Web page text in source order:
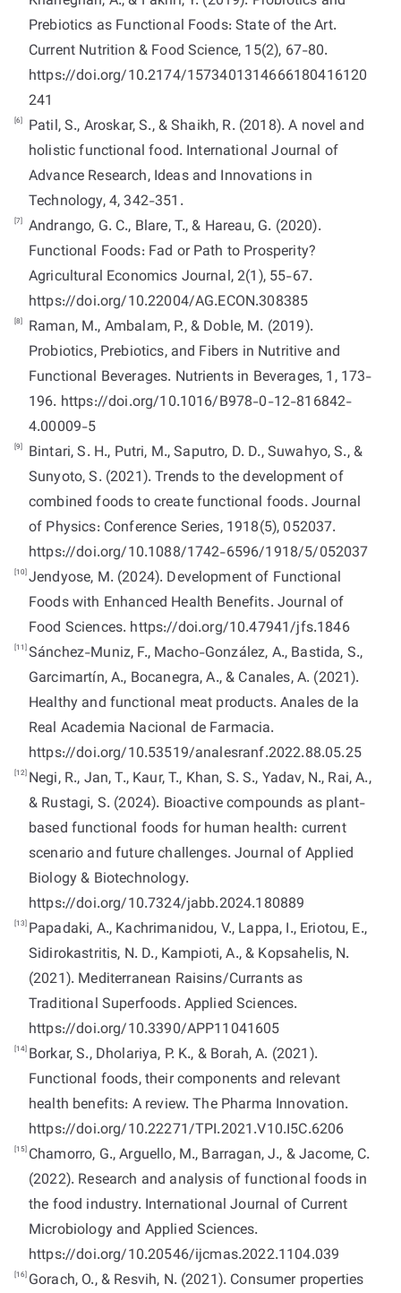
Prebiotics as Functional Foods: State of the Art.
Current Nutrition & Food Science, 15(2), 67-80.
https://doi.org/10.2174/1573401314666180416120
241
[6]
Patil, S., Aroskar, S., & Shaikh, R. (2018). A novel and
holistic functional food. International Journal of
Advance Research, Ideas and Innovations in
Technology, 4, 342-351.
[7] Andrango, G. C., Blare, T., & Hareau, G. (2020).
Functional Foods: Fad or Path to Prosperity?
Agricultural Economics Journal, 2(1), 55-67.
https://doi.org/10.22004/AG.ECON.308385
[8]
Raman, M., Ambalam, P., & Doble, M. (2019).
Probiotics, Prebiotics, and Fibers in Nutritive and
Functional Beverages. Nutrients in Beverages, 1, 173-
196. https://doi.org/10.1016/B978-0-12-816842-
4.00009-5
[9]
Bintari, S. H., Putri, M., Saputro, D. D., Suwahyo, S., &
Sunyoto, S. (2021). Trends to the development of
combined foods to create functional foods. Journal
of Physics: Conference Series, 1918(5), 052037.
https://doi.org/10.1088/1742-6596/1918/5/052037
[10]Jendyose, M. (2024). Development of Functional
Foods with Enhanced Health Benefits. Journal of
Food Sciences. https://doi.org/10.47941/jfs.1846
[11]Sánchez-Muniz, F., Macho-González, A., Bastida, S.,
Garcimartín, A., Bocanegra, A., & Canales, A. (2021).
Healthy and functional meat products. Anales de la
Real Academia Nacional de Farmacia.
https://doi.org/10.53519/analesranf.2022.88.05.25
[12] Negi, R., Jan, T., Kaur, T., Khan, S. S., Yadav, N., Rai, A.,
& Rustagi, S. (2024). Bioactive compounds as plant-
based functional foods for human health: current
scenario and future challenges. Journal of Applied
Biology & Biotechnology.
https://doi.org/10.7324/jabb.2024.180889
[13] Papadaki, A., Kachrimanidou, V., Lappa, I., Eriotou, E.,
Sidirokastritis, N. D., Kampioti, A., & Kopsahelis, N.
(2021). Mediterranean Raisins/Currants as
Traditional Superfoods. Applied Sciences.
https://doi.org/10.3390/APP11041605
[14] Borkar, S., Dholariya, P. K., & Borah, A. (2021).
Functional foods, their components and relevant
health benefits: A review. The Pharma Innovation.
https://doi.org/10.22271/TPI.2021.V10.I5C.6206
[15] Chamorro, G., Arguello, M., Barragan, J., & Jacome, C.
(2022). Research and analysis of functional foods in
the food industry. International Journal of Current
Microbiology and Applied Sciences.
https://doi.org/10.20546/ijcmas.2022.1104.039
[16] Gorach, O., & Resvih, N. (2021). Consumer properties